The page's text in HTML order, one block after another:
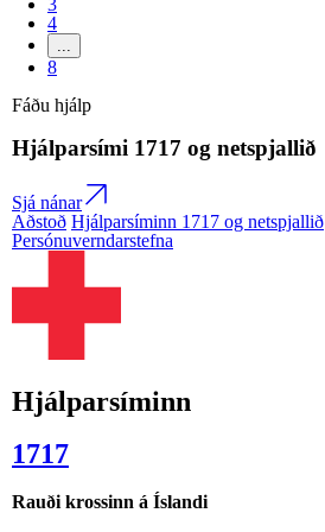
4
8
Fáðu hjálp
Hjálparsími 1717 og netspjallið
Sjá nánar
Aðstoð Hjálparsíminn 1717 og netspjallið
Persónuverndarstefna
Hjálparsíminn
1717
Rauði krossinn á Íslandi